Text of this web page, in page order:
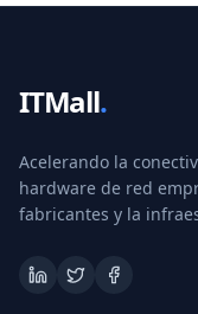
ITMall.
Acelerando la
hardware de red
fabricantes y la